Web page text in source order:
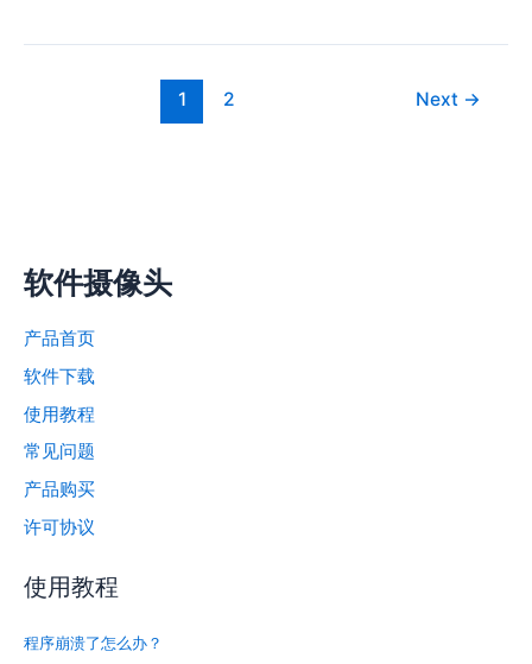
软件摄像头
产品首页
软件下载
使用教程
常见问题
产品购买
许可协议
使用教程
程序崩溃了怎么办？
蔽
1 2 Next →